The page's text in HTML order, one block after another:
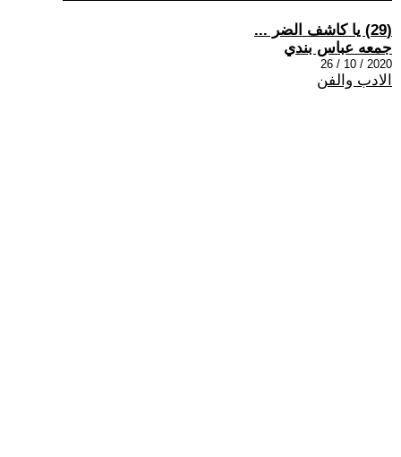
(29) يا كاشف الضر ...
جمعه عباس بندي
2020 / 10 / 26
الادب والفن